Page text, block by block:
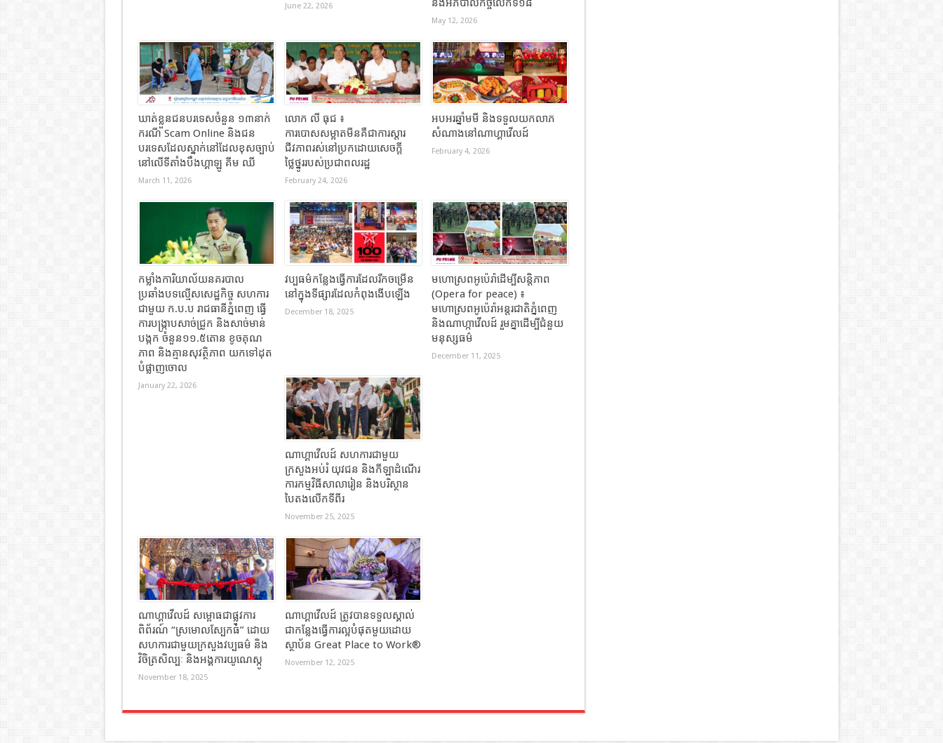
June 22, 2026
May 12, 2026
ឃាត់ខ្លួនជនបរទេសចំនួន ១៣នាក់
ករណី Scam Online និងជន
បរទេសដែលស្នាក់នៅដែលខុសច្បាប់
នៅលើទីតាំងបឹងហ្គាឡូ គីម ឈី
March 11, 2026
លោក លី ធុជ ៖
ការបោសសម្អាតមីនគឺជាការស្តារ
ជីវភាពរស់នៅប្រកដោយសេចក្តី
ថ្លៃថ្នូររបស់ប្រជាពលរដ្ឋ
February 24, 2026
អបអរឆ្នាំមមី និងទទួលយកលាភ
សំណាងនៅណាហ្គាវើលដ៍
February 4, 2026
កម្លាំងការិយាល័យនគរបាល
ប្រឆាំងបទល្មើសសេដ្ឋកិច្ច សហការ
ជាមួយ ក.ប.ប រាជធានីភ្នំពេញ ធ្វើ
ការបង្ក្រាបសាច់ជ្រូក និងសាច់មាន់
បង្កក ចំនួន១១.៥តោន ខូចគុណ
ភាព និងគ្មានសុវត្ថិភាព យកទៅដុត
បំផ្លាញចោល
January 22, 2026
វប្បធម៌កន្លែងធ្វើការដែលរីកចម្រើន
នៅក្នុងទីផ្សារដែលកំពុងងើបឡើង
December 18, 2025
មហោស្រពអូប៉េរ៉ាដើម្បីសន្តិភាព
(Opera for peace) ៖
មហោស្រពអូប៉េរ៉ាអន្តរជាតិភ្នំពេញ
និងណាហ្កាវើលដ៍ រួមគ្នាដើម្បីជំនួយ
មនុស្សធម៌
December 11, 2025
ណាហ្គាវើលដ៍ សហការជាមួយ
ក្រសួងអប់រំ យុវជន និងកីឡាដំណើរ
ការកម្មវិធីសាលារៀន និងបរិស្ថាន
បៃតងលើកទីពីរ
November 25, 2025
ណាហ្គាវើលដ៍ សម្ពោធជាផ្លូវការ
ពិព័រណ៍ “ស្រមោលស្បែកធំ” ដោយ
សហការជាមួយក្រសួងវប្បធម៌ និង
វិចិត្រសិល្បៈ និងអង្គការយូណេស្កូ
November 18, 2025
ណាហ្គាវើលដ៍ ត្រូវបានទទួលស្គាល់
ជាកន្លែងធ្វើការល្អបំផុតមួយដោយ
ស្ថាប័ន Great Place to Work®
November 12, 2025